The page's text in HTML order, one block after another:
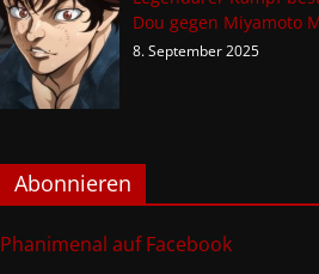
Dou gegen Miyamoto
8. September 2025
Abonnieren
Phanimenal auf Facebook